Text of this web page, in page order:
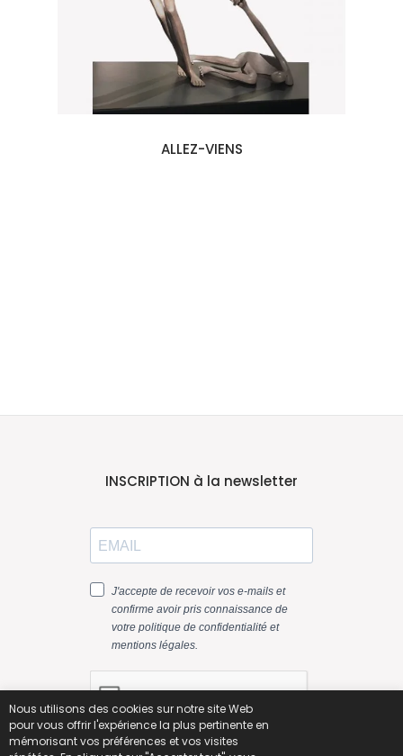
ALLEZ-VIENS
INSCRIPTION à la newsletter
Nous utilisons des cookies sur notre site Web
pour vous offrir l'expérience la plus pertinente en
mémorisant vos préférences et vos visites